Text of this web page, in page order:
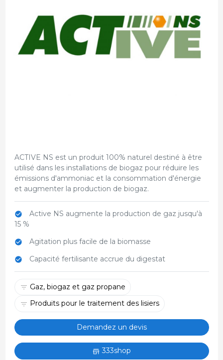
ACTIVE NS est un produit 100% naturel destiné à être
utilisé dans les installations de biogaz pour réduire les
émissions d'ammoniac et la consommation d'énergie
et augmenter la production de biogaz.
Active NS augmente la production de gaz jusqu'à
15 %
Agitation plus facile de la biomasse
Capacité fertilisante accrue du digestat
Gaz, biogaz et gaz propane
Produits pour le traitement des lisiers
Demandez un devis
333shop